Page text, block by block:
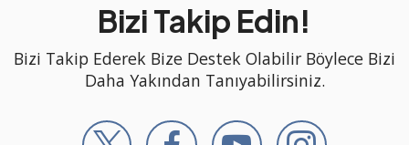
Bizi Takip Edin!
Bizi Takip Ederek Bize Destek Olabilir Böylece Bizi
Daha Yakından Tanıyabilirsiniz.